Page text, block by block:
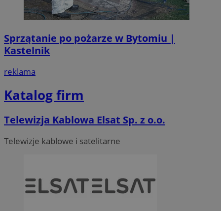
Sprzątanie po pożarze w Bytomiu |
Kastelnik
reklama
Katalog firm
Telewizja Kablowa Elsat Sp. z o.o.
Telewizje kablowe i satelitarne